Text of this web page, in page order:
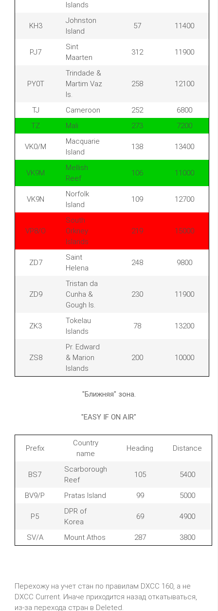
Islands
KH3
Johnston
Island
57 11400
PJ7
Sint
Maarten
312 11900
PY0T
Trindade &
Martim Vaz
Is.
258 12100
TJ Cameroon 252
6800
TZ
Mali 273 7200
VK0/M
Macquarie
Island
138 13400
VK9M
Mellish
Reef
106 11000
VK9N
Norfolk
Island
109 12700
VP8/O
South
Orkney
Islands
219 15000
ZD7
Saint
Helena
248 9800
ZD9
Tristan da
Cunha &
Gough Is.
230 11900
ZK3
Tokelau
Islands
78 13200
ZS8
Pr. Edward
& Marion
Islands
200 10000
"Ближняя" зона.
"EASY IF ON AIR"
Prefix
Country
name
Heading Distance
BS7
Scarborough
Reef
105 5400
BV9/P Pratas Island 99 5000
P5
DPR of
Korea
69 4900
SV/A Mount Athos 287 3800
Перехожу на учет стан по правилам DXCC 160, а не
DXCC Current. Иначе приходится назад откатываться,
из-за перехода стран в Deleted.